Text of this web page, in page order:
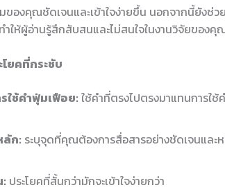
ของคุณชัดเจนและเข้าใจง่ายขึ้น นอกจากนี้ยังช่
ำให้ผู้อ่านรู้สึกสับสนและไม่สนใจในงานวิจัยของคุ
ยคที่กระชับ
ใช้คำฟุ่มเฟือย: ใช้คำที่ตรงไปตรงมาแทนการใ
ลัก: ระบุจุดที่คุณต้องการสื่อสารอย่างชัดเจนและ
ประโยคที่สั้นกว่ามักจะเข้าใจง่ายกว่า